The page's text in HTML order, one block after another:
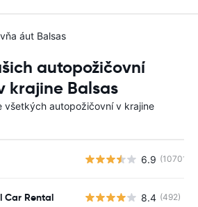
áut Balsas
autopožičovní
krajine Balsas
všetkých autopožičovní v krajine
6.9 (10701)
Car Rental 8.4 (492)